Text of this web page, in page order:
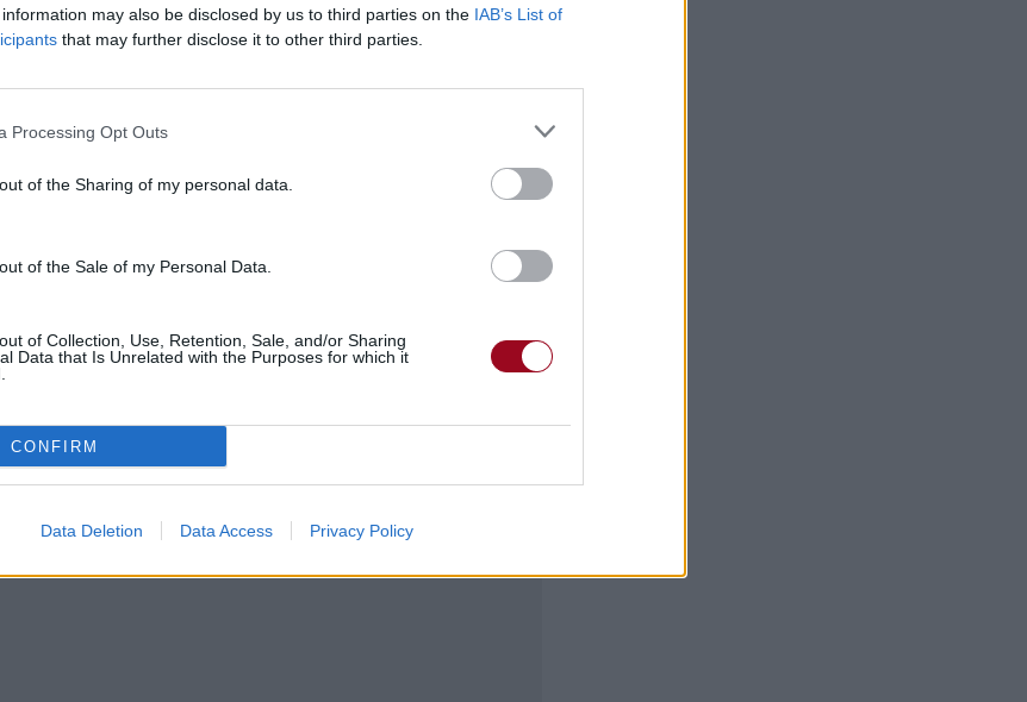
may also be disclosed by us to third parties on the IAB’s List of
that may further disclose it to other third parties.
Processing Opt Outs
of the Sharing of my personal data.
of the Sale of my Personal Data.
of Collection, Use, Retention, Sale, and/or Sharing
Data that Is Unrelated with the Purposes for which it
CONFIRM
Data Deletion Data Access Privacy Policy
over the blood
sur le sang